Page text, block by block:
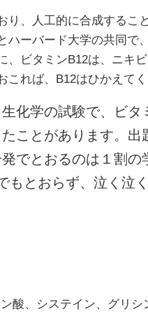
り、人工的に合成するこ
ハーバード大学の共同で
、ビタミンB12は、ニキ
れば、B12はひかえてく
化学の試験で、ビタ
ことがあります。出
でとおるのは１割の
もとおらず、泣く泣
酸、システイン、グリ